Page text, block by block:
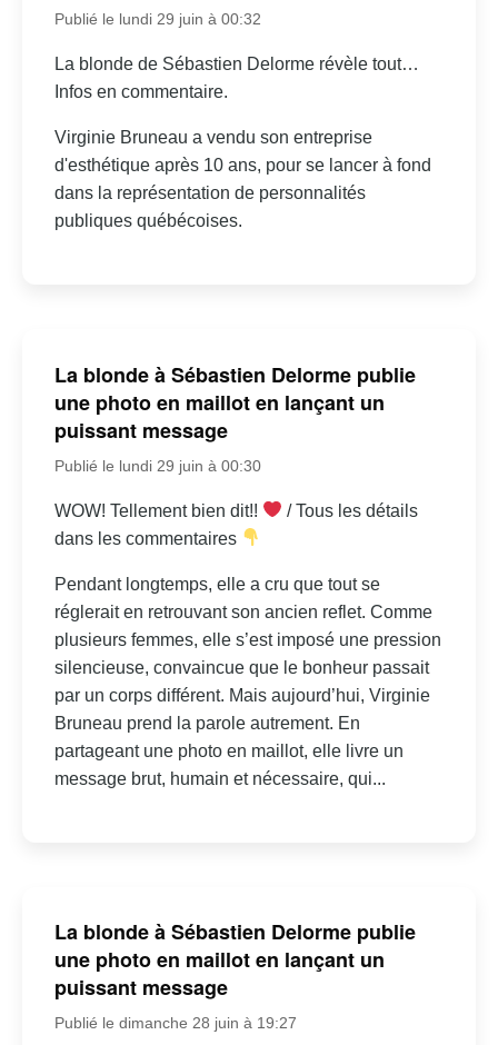
Publié le lundi 29 juin à 00:32
La blonde de Sébastien Delorme révèle tout…
Infos en commentaire.
Virginie Bruneau a vendu son entreprise
d'esthétique après 10 ans, pour se lancer à fond
dans la représentation de personnalités
publiques québécoises.
La blonde à Sébastien Delorme publie
une photo en maillot en lançant un
puissant message
Publié le lundi 29 juin à 00:30
WOW! Tellement bien dit!!
/ Tous les détails
dans les commentaires
Pendant longtemps, elle a cru que tout se
réglerait en retrouvant son ancien reflet. Comme
plusieurs femmes, elle s’est imposé une pression
silencieuse, convaincue que le bonheur passait
par un corps différent. Mais aujourd’hui, Virginie
Bruneau prend la parole autrement. En
partageant une photo en maillot, elle livre un
message brut, humain et nécessaire, qui...
La blonde à Sébastien Delorme publie
une photo en maillot en lançant un
puissant message
Publié le dimanche 28 juin à 19:27